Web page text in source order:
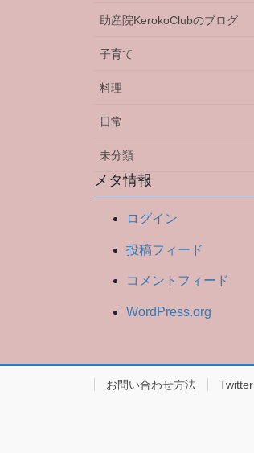
助産院KerokoClubのブログ
子育て
料理
日常
未分類
メタ情報
ログイン
投稿フィード
コメントフィード
WordPress.org
お問い合わせ方法 Twitter